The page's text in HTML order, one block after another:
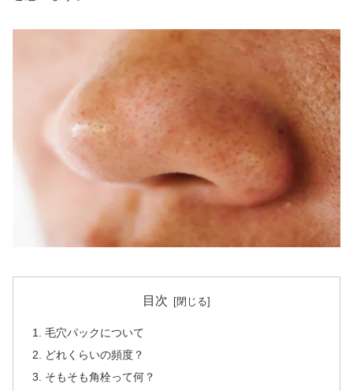
目次
毛穴パックについて
どれくらいの頻度？
そもそも角栓って何？